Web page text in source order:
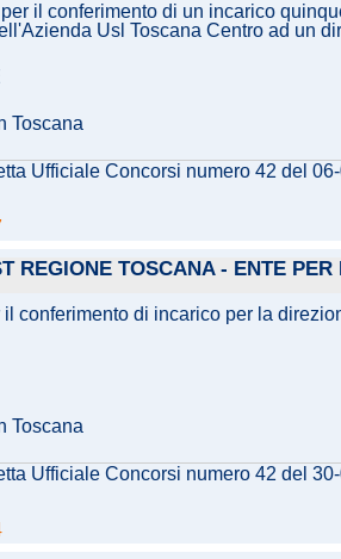
il conferimento di un incarico
Usl Toscana Centro ad un
Toscana
Ufficiale Concorsi numero 42 del
REGIONE TOSCANA - ENTE
conferimento di incarico per la
Toscana
Ufficiale Concorsi numero 42 del